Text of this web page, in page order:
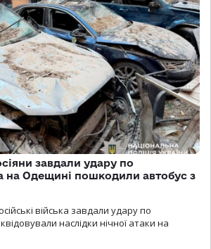
завдали удару по
на Одещині пошкодили автобус з
війська завдали удару по
наслідки нічної атаки на